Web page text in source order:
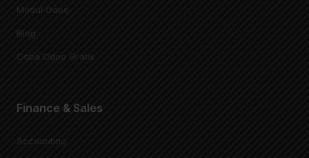
Modul Odoo
Blog
Coba Odoo Gratis
Finance & Sales
Accounting